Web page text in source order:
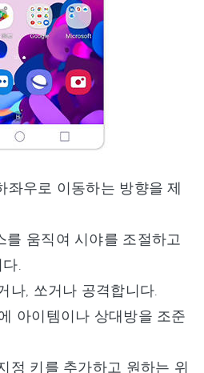
좌우로 이동하는 방향을 제
를 움직여 시야를 조절하고
.
나, 쏘거나 공격합니다.
아이템이나 상대방을 조준
정 키를 추가하고 원하는 위